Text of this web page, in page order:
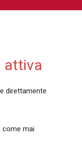
attiva
direttamente
come mai